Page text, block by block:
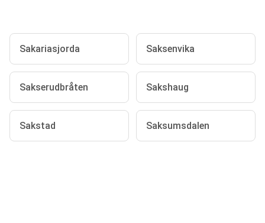
Sakariasjorda Saksenvika
Sakserudbråten Sakshaug
Sakstad Saksumsdalen